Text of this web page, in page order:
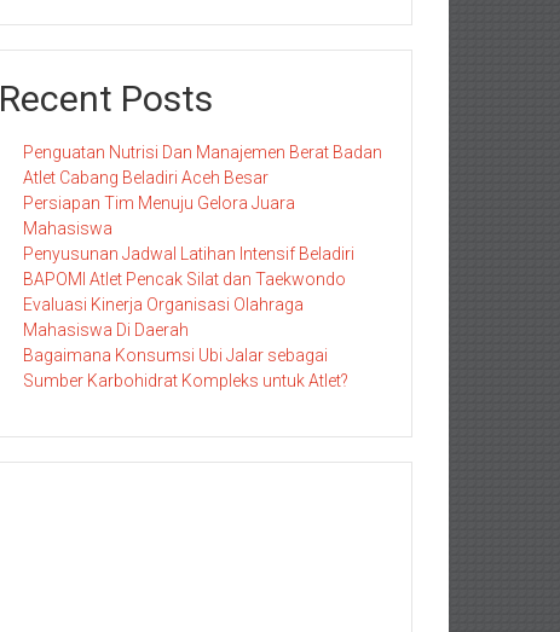
Recent Posts
Penguatan Nutrisi Dan Manajemen Berat Badan
Atlet Cabang Beladiri Aceh Besar
Persiapan Tim Menuju Gelora Juara
Mahasiswa
Penyusunan Jadwal Latihan Intensif Beladiri
BAPOMI Atlet Pencak Silat dan Taekwondo
Evaluasi Kinerja Organisasi Olahraga
Mahasiswa Di Daerah
Bagaimana Konsumsi Ubi Jalar sebagai
Sumber Karbohidrat Kompleks untuk Atlet?